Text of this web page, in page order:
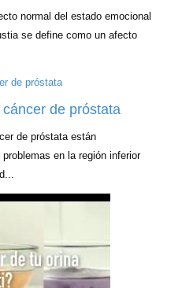
normal del estado emocional
se define como un afecto
de próstata
de próstata están
en la región inferior